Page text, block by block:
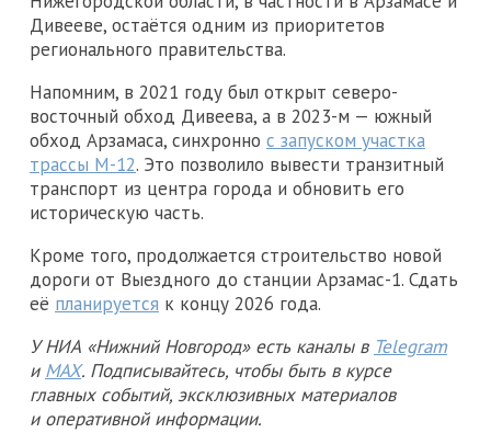
Дивееве, остаётся одним из приоритетов
регионального правительства.
Напомним, в 2021 году был открыт северо-
восточный обход Дивеева, а в 2023-м — южный
обход Арзамаса, синхронно с запуском участка
трассы М-12. Это позволило вывести транзитный
транспорт из центра города и обновить его
историческую часть.
Кроме того, продолжается строительство новой
дороги от Выездного до станции Арзамас-1. Сдать
её планируется к концу 2026 года.
У НИА «Нижний Новгород» есть каналы в Telegram
и MAX. Подписывайтесь, чтобы быть в курсе
главных событий, эксклюзивных материалов
и оперативной информации.